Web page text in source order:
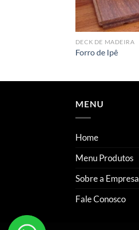
DECK DE MADEIRA
Forro de Ipê
MENU
Home
Menu Produtos
Sobre a Empresa
Fale Conosco